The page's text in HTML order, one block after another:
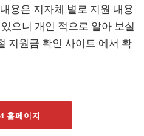
용은 지자체 별로 지원 내용
으니 개인 적으로 알아 보실
지원금 확인 사이트 에서 확
홈페이지